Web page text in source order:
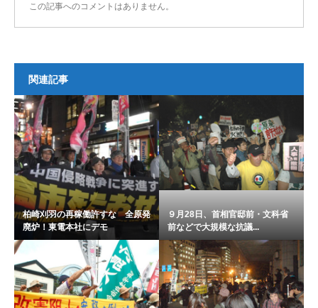
この記事へのコメントはありません。
関連記事
柏崎刈羽の再稼働許すな 全原発
廃炉！東電本社にデモ
９月28日、首相官邸前・文科省
前などで大規模な抗議...